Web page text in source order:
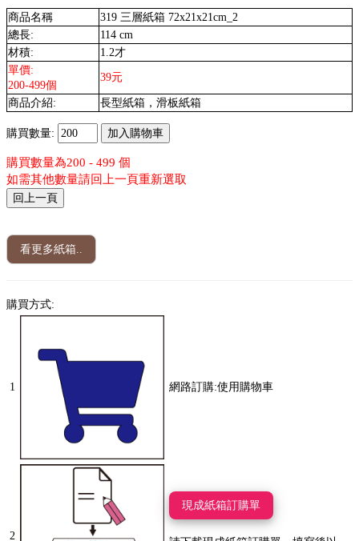
商品名稱
319 三層紙箱 72x21x21cm_2
總長:
114 cm
材積:
1.2才
單價:
200-499個
39元
商品介紹: 長型紙箱，滑板紙箱
購買數量:
購買數量為200 - 499 個
如需其他數量請回上一頁重新選取
看更多紙箱..
購買方式:
1 網路訂購:使用購物車
2
現成紙箱訂購單